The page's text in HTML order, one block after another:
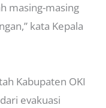
masing-masing
kata Kepala
Kabupaten OKI
evakuasi